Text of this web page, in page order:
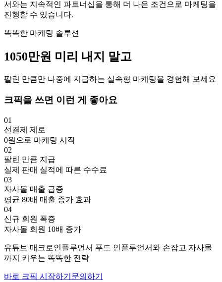
서와는 지속적인 파트너십을 통해 더 나은 조건으로 마케팅을
진행할 수 있습니다.
똑똑한 마케팅 솔루션
1050만원 미리 내지 말고
팔린 만큼만 나중에 지급하는 실속형 마케팅을 경험해 보세요
크픽을 쓰면 이런 게 좋아요
01
선결제 제로
0원으로 마케팅 시작
02
팔린 만큼 지급
실제 판매 실적에 따른 수수료
03
자사몰 매출 급증
평균 80배 매출 증가 효과
04
신규 회원 폭증
자사몰 회원 10배 증가
유튜브 매크로인플루언서 푸드 인플루언서와 손잡고 자사몰
까지 키우는 똑똑한 전략
바로 크픽 시작하기 문의하기